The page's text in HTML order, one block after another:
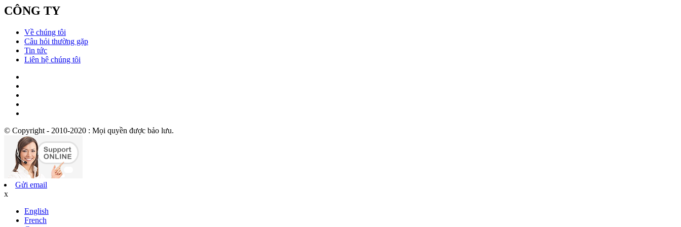
CÔNG TY
Về chúng tôi
Câu hỏi thường gặp
Tin tức
Liên hệ chúng tôi
© Copyright - 2010-2020 : Mọi quyền được bảo lưu.
Gửi email
x
English
French